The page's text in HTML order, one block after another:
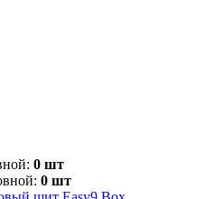
0 шт
0 шт